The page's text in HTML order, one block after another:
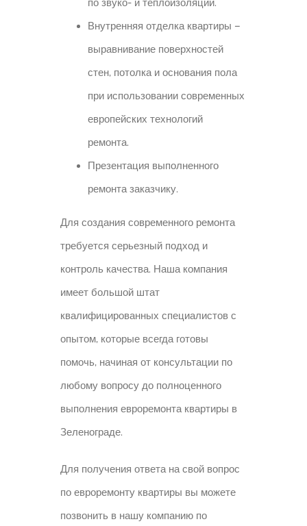
Внутренняя отделка квартиры –
выравнивание поверхностей
стен, потолка и основания пола
при использовании современных
европейских технологий
ремонта.
Презентация выполненного
ремонта заказчику.
Для создания современного ремонта
требуется серьезный подход и
контроль качества. Наша компания
имеет большой штат
квалифицированных специалистов с
опытом, которые всегда готовы
помочь, начиная от консультации по
любому вопросу до полноценного
выполнения евроремонта квартиры в
Зеленограде.
Для получения ответа на свой вопрос
по евроремонту квартиры вы можете
позвонить в нашу компанию по